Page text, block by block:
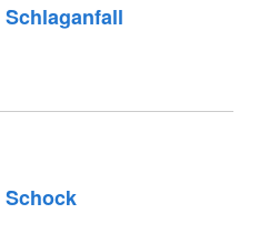
Schlaganfall
Schock